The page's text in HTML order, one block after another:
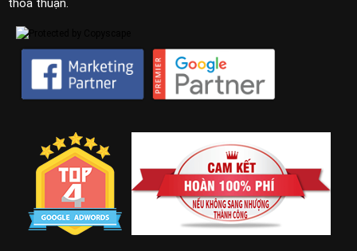
thỏa thuận.